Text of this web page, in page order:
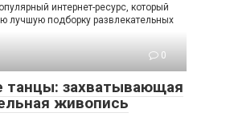
интернет-ресурс, который
лучшую подборку развлекательных
0
танцы: захватывающая
живопись